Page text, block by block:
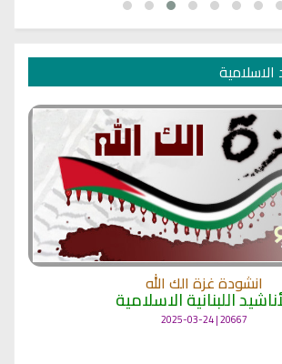
الاسلامية
انشودة غزة الك الله
اللبنانية الاسلامية
20667 | 2025-03-24